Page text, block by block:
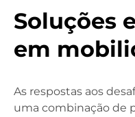
Soluções
em
As respostas aos
uma combinação de